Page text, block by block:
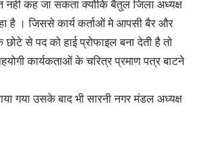
नही कह जा सकता क्योंकि बैतुल जिला अध्यक्ष
है । जिससे कार्य कर्ताओं मे आपसी बैर और
से पद को हाई प्रोफाइल बना देती है तो
कार्यकताओं के चरित्र प्रमाण पत्र बाटने
गया उसके बाद भी सारनी नगर मंडल अध्यक्ष